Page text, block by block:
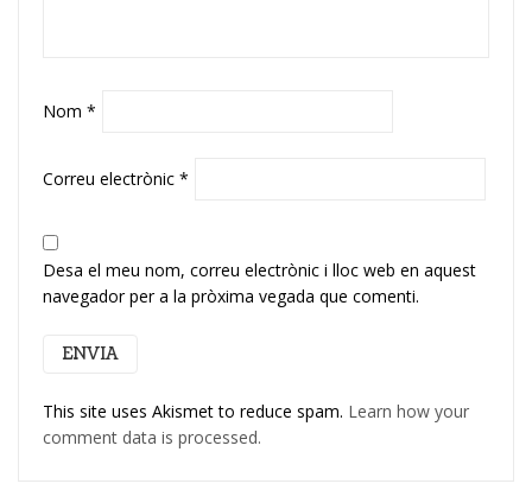
Nom *
Correu electrònic *
Desa el meu nom, correu electrònic i lloc web en aquest
navegador per a la pròxima vegada que comenti.
This site uses Akismet to reduce spam. Learn how your
comment data is processed.